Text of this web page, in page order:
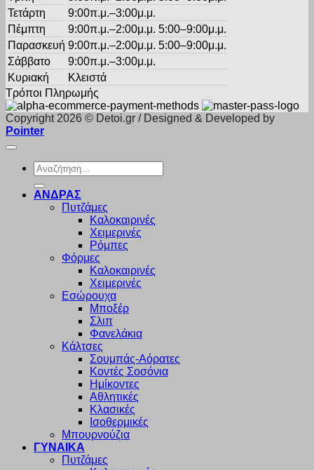
Τετάρτη
9:00π.μ.–3:00μ.μ.
Πέμπτη
9:00π.μ.–2:00μ.μ. 5:00–9:00μ.μ.
Παρασκευή 9:00π.μ.–2:00μ.μ. 5:00–9:00μ.μ.
Σάββατο
9:00π.μ.–3:00μ.μ.
Κυριακή
Κλειστά
Τρόποι Πληρωμής
Copyright 2026 © Detoi.gr / Designed & Developed by
Pointer
Αναζήτηση
για:
ΑΝΔΡΑΣ
Πυτζάμες
Καλοκαιρινές
Χειμερινές
Ρόμπες
Φόρμες
Καλοκαιρινές
Χειμερινές
Εσώρουχα
Μποξέρ
Σλιπ
Φανελάκια
Κάλτσες
Σουμπάς-Αόρατες
Κοντές Σοσόνια
Ημίκοντες
Αθλητικές
Κλασικές
Ισοθερμικές
Μπουρνούζια
ΓΥΝΑΙΚΑ
Πυτζάμες